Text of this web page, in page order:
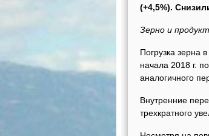
(+4,5%).
Зерно и
Погрузка зерна
начала 2018 г.
аналогичного
Внутренние
трехкратного